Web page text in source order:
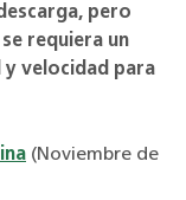
pero
requiera un
velocidad para
(Noviembre de